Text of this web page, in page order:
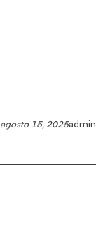
agosto 15, 2025admin